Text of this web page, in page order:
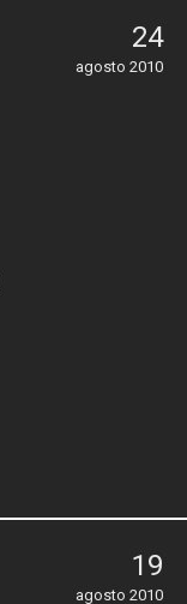
24
agosto 2010
19
agosto 2010